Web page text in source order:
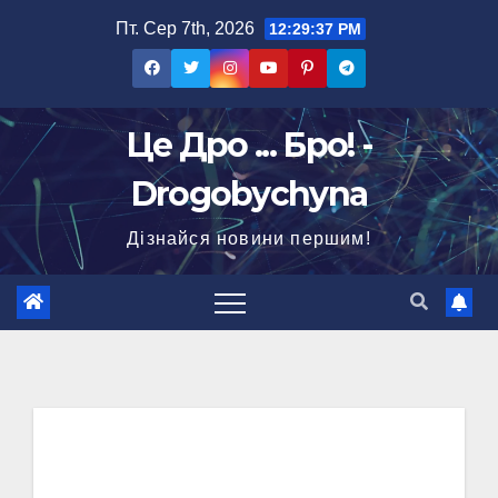
Пт. Сер 7th, 2026 12:29:38 PM
Це Дро ... Бро! -
Drogobychyna
Дізнайся новини першим!